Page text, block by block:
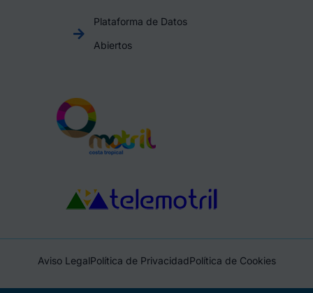
Plataforma de Datos
Abiertos
Aviso LegalPolítica de PrivacidadPolítica de Cookies